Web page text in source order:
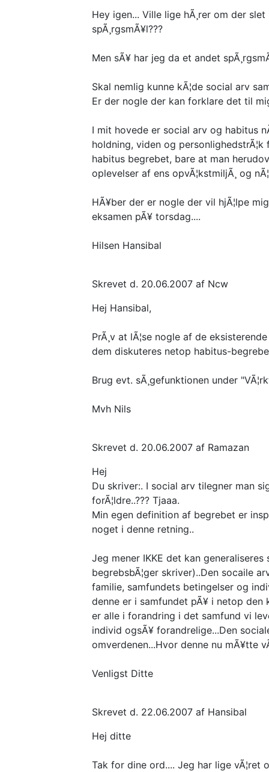
Hey igen... Ville lige hÃ¸rer om der
spÃ¸rgsmÃ¥l???
Men sÃ¥ har jeg da et andet
Skal nemlig kunne kÃ¦de social arv
Er der nogle der kan forklare det til
I mit hovede er social arv og habitus
holdning, viden og
habitus begrebet, bare at man
oplevelser af ens opvÃ¦kstmiljÃ¸ og
HÃ¥ber der er nogle der vil hjÃ¦lpe
eksamen pÃ¥ torsdag....
Hilsen Hansibal
Skrevet d. 20.06.2007 af Ncw
Hej Hansibal,
PrÃ¸v at lÃ¦se nogle af de
dem diskuteres netop habitus-
Brug evt. sÃ¸gefunktionen under
Mvh Nils
Skrevet d. 20.06.2007 af Ramazan
Hej
Du skriver:. I social arv tilegner man
forÃ¦ldre..??? Tjaaa.
Min egen definition af begrebet er
noget i denne retning..
Jeg mener IKKE det kan
begrebsbÃ¦ger skriver)..Den socaile
familie, samfundets betingelser og
denne er i samfundet pÃ¥ i netop den
er alle i forandring i det samfund vi
individ ogsÃ¥ forandrelige...Den
omverdenen...Hvor denne nu mÃ¥tte
Venligst Ditte
Skrevet d. 22.06.2007 af Hansibal
Hej ditte
Tak for dine ord.... Jeg har lige